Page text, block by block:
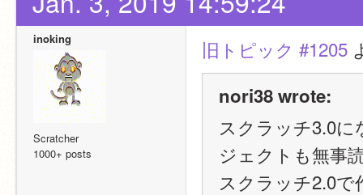
inoking
Scratcher
1000+ posts
旧トピック #1205
nori38 wrote:
スクラッチ3.0
ジェクトも無事
スクラッチ2.0